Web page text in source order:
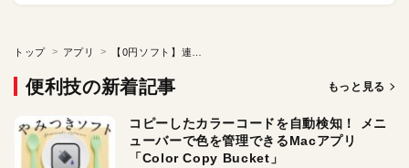
トップ アプリ
便利技の新着記事 もっと見る
コピーしたカラーコードを自動検知！ メニ
ューバーで色を管理できるMacアプリ
「Color Copy Bucket」